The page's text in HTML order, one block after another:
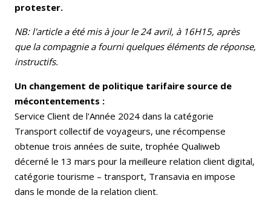
protester.
NB: l'article a été mis à jour le 24 avril, à 16H15, après
que la compagnie a fourni quelques éléments de réponse,
instructifs.
Un changement de politique tarifaire source de
mécontentements :
Service Client de l'Année 2024 dans la catégorie
Transport collectif de voyageurs, une récompense
obtenue trois années de suite, trophée Qualiweb
décerné le 13 mars pour la meilleure relation client digital,
catégorie tourisme – transport, Transavia en impose
dans le monde de la relation client.